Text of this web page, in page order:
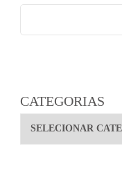
CATEGORIAS